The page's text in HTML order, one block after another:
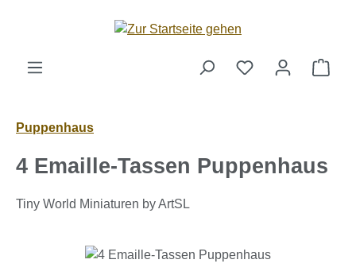
Zum Hauptinhalt springen
Puppenhaus
4 Emaille-Tassen Puppenhaus
Tiny World Miniaturen by ArtSL
Bildergalerie überspringen